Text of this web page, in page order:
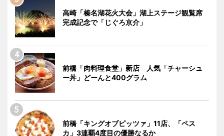
高崎「榛名湖花火大会」湖上ステージ観覧席
完成記念で「じぐろ京介」
前橋「肉料理食堂」新店 人気「チャーシュ
ー丼」どーんと400グラム
前橋「キングオブピッツァ」11店、「ペス
カ」3連覇4度目の優勝なるか